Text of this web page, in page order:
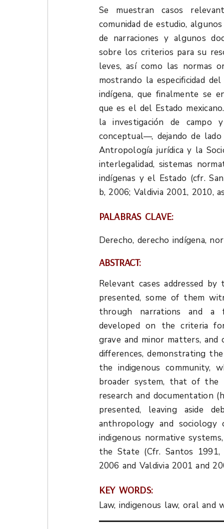
Se muestran casos
comunidad de estudio,
de narraciones y algunos
sobre los criterios para su
leves, así como las normas
mostrando la especificidad
indígena, que finalmente se
que es el del Estado
la investigación de campo
conceptual—, dejando de
Antropología jurídica y la
interlegalidad, sistemas
indígenas y el Estado (cfr.
b, 2006; Valdivia 2001, 2010,
PALABRAS CLAVE:
Derecho, derecho indígena,
ABSTRACT:
Relevant cases addressed
presented, some of them
through narrations and a
developed on the criteria
grave and minor matters,
differences, demonstrating
the indigenous community,
broader system, that of the
research and documentation
presented, leaving aside
anthropology and
indigenous normative
the State (Cfr. Santos
2006 and Valdivia 2001 and
KEY WORDS:
Law, indigenous law, oral and